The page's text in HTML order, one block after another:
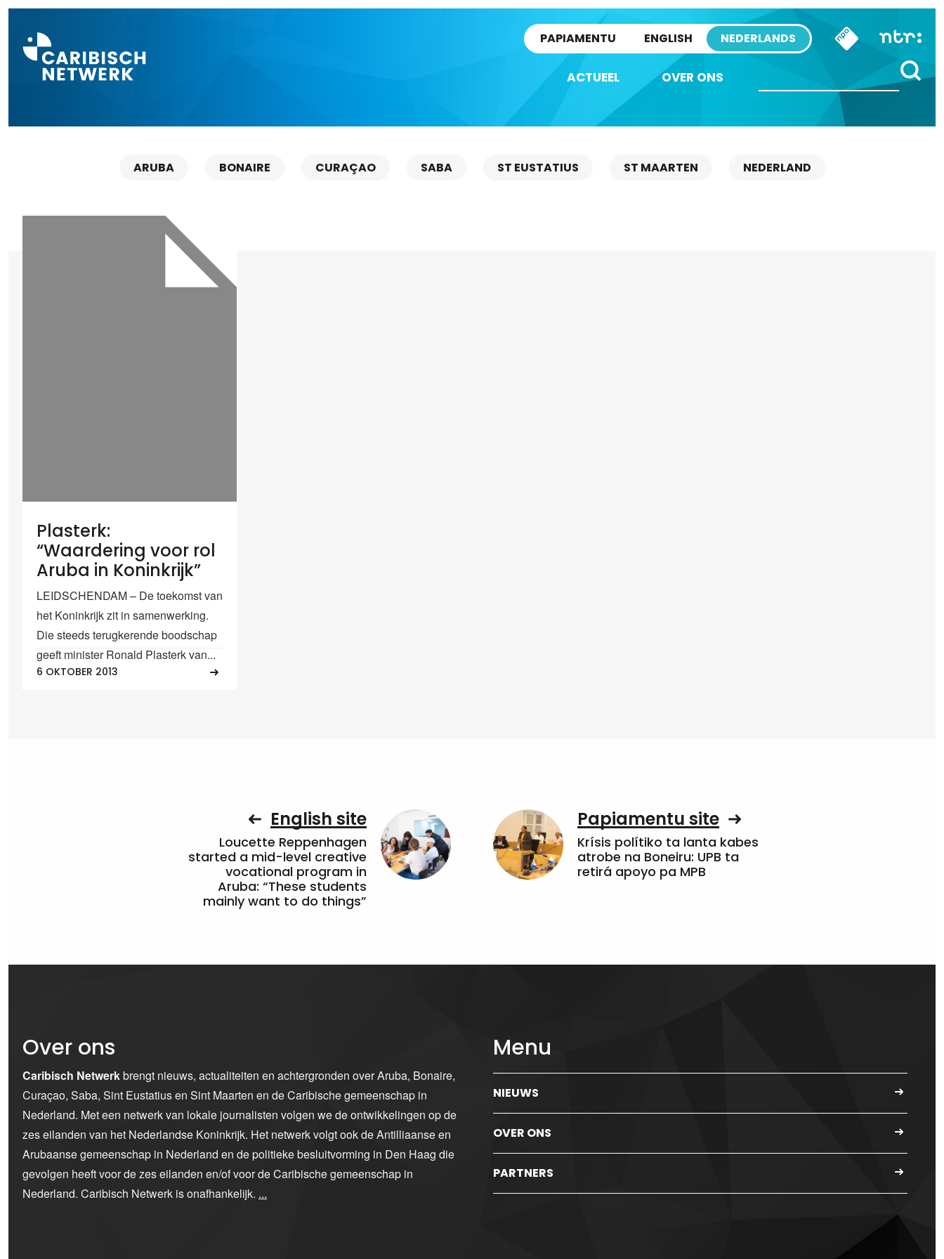
PAPIAMENTU ENGLISH NEDERLANDS
ACTUEEL OVER ONS
ARUBA BONAIRE CURAÇAO SABA ST EUSTATIUS ST MAARTEN NEDERLAND
Plasterk:
“Waardering voor rol
Aruba in Koninkrijk”
LEIDSCHENDAM – De toekomst van
het Koninkrijk zit in samenwerking.
Die steeds terugkerende boodschap
geeft minister Ronald Plasterk van...
6 OKTOBER 2013
English site
Loucette Reppenhagen
started a mid-level creative
vocational program in
Aruba: “These students
mainly want to do things”
Papiamentu site
Krísis polítiko ta lanta kabes
atrobe na Boneiru: UPB ta
retirá apoyo pa MPB
Over ons
Caribisch Netwerkbrengt nieuws, actualiteiten en achtergronden over Aruba, Bonaire,
Curaçao, Saba, Sint Eustatius en Sint Maarten en de Caribische gemeenschap in
Nederland. Met een netwerk van lokale journalisten volgen we de ontwikkelingen op de
zes eilanden van het Nederlandse Koninkrijk. Het netwerk volgt ook de Antilliaanse en
Arubaanse gemeenschap in Nederland en de politieke besluitvorming in Den Haag die
gevolgen heeft voor de zes eilanden en/of voor de Caribische gemeenschap in
Nederland. Caribisch Netwerk is onafhankelijk. ...
Menu
NIEUWS
OVER ONS
PARTNERS